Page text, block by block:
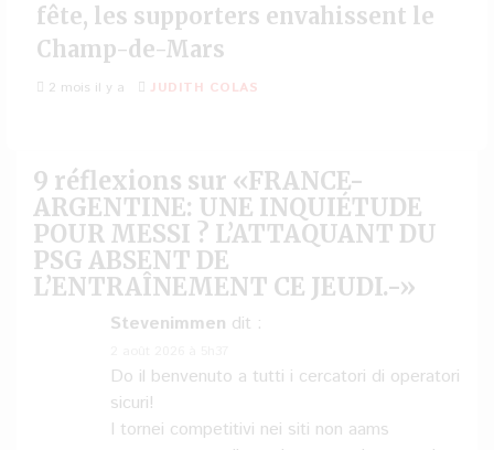
fête, les supporters envahissent le
Champ-de-Mars
2 mois il y a JUDITH COLAS
9 réflexions sur «FRANCE-
ARGENTINE: UNE INQUIÉTUDE
POUR MESSI ? L’ATTAQUANT DU
PSG ABSENT DE
L’ENTRAÎNEMENT CE JEUDI.-»
Stevenimmen dit :
Do il benvenuto a tutti i cercatori di operatori
sicuri!
I tornei competitivi nei siti non aams